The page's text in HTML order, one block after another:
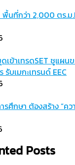
นที่กว่า 2,000 ตร.ม
เข้าเทรดSET ชูแผ
รับเมกะเทรนด์ EEC
รศึกษา ต้องสร้าง “ค
Posts